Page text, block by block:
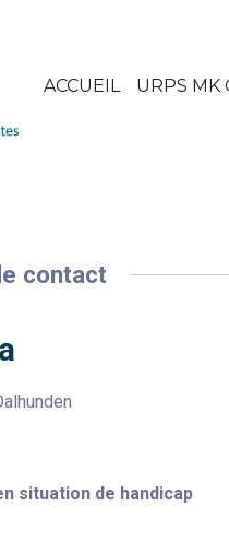
ACCUEIL URPS MK
contact
situation de handicap